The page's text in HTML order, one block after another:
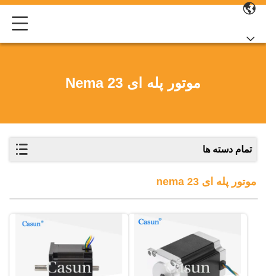
موتور پله ای Nema 23
تمام دسته ها
موتور پله ای nema 23